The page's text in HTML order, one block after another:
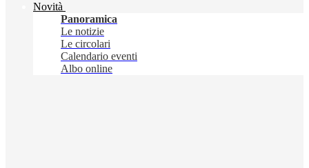
Novità
Panoramica
Le notizie
Le circolari
Calendario eventi
Albo online